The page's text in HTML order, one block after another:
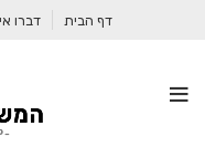
דף הבית דברו